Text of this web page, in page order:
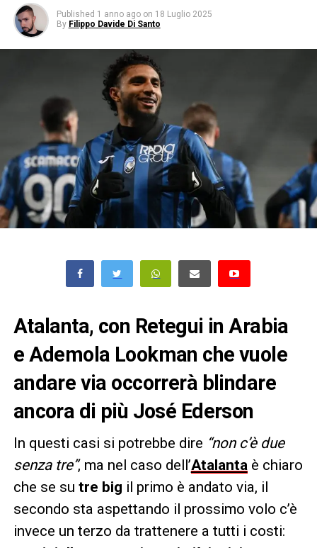
Published 1 anno ago on 18 Luglio 2025
By Filippo Davide Di Santo
Atalanta, con Retegui in Arabia
e Ademola Lookman che vuole
andare via occorrerà blindare
ancora di più José Ederson
In questi casi si potrebbe dire “non c’è due
senza tre”, ma nel caso dell’Atalantaè chiaro
che se su tre big il primo è andato via, il
secondo sta aspettando il prossimo volo c’è
invece un terzo da trattenere a tutti i costi: